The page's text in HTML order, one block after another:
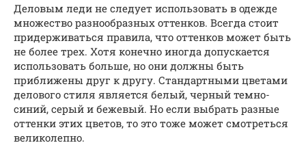
Деловым леди не следует использовать в одежде
множество разнообразных оттенков. Всегда стоит
придерживаться правила, что оттенков может быть
не более трех. Хотя конечно иногда допускается
использовать больше, но они должны быть
приближены друг к другу. Стандартными цветами
делового стиля является белый, черный темно-
синий, серый и бежевый. Но если выбрать разные
оттенки этих цветов, то это тоже может смотреться
великолепно.